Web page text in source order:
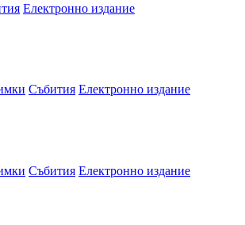
Електронно издание
Събития Електронно издание
Събития Електронно издание